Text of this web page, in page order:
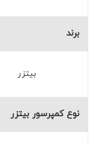
برند
بیتزر
نوع کمپرسور بیتزر